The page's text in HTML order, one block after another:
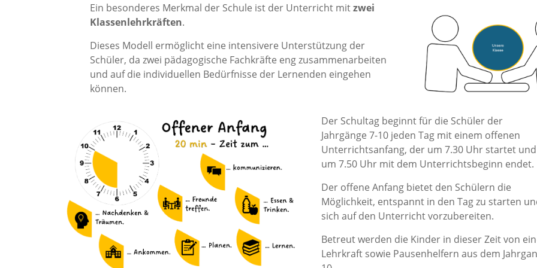
Ein besonderes Merkmal der Schule ist der Unterricht mitzwei
Klassenlehrkräften.
Dieses Modell ermöglicht eine intensivere Unterstützung der
Schüler, da zwei pädagogische Fachkräfte eng zusammenarbeiten
und auf die individuellen Bedürfnisse der Lernenden eingehen
können.
Der Schultag beginnt für die Schüler der
Jahrgänge 7-10 jeden Tag mit einem offenen
Unterrichtsanfang, der um 7.30 Uhr startet und
um 7.50 Uhr mit dem Unterrichtsbeginn endet.
Der offene Anfang bietet den Schülern die
Möglichkeit, entspannt in den Tag zu starten
sich auf den Unterricht vorzubereiten.
Betreut werden die Kinder in dieser Zeit von
Lehrkraft sowie Pausenhelfern aus dem